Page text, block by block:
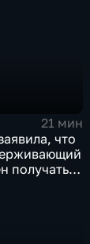
21 мин
что
получать